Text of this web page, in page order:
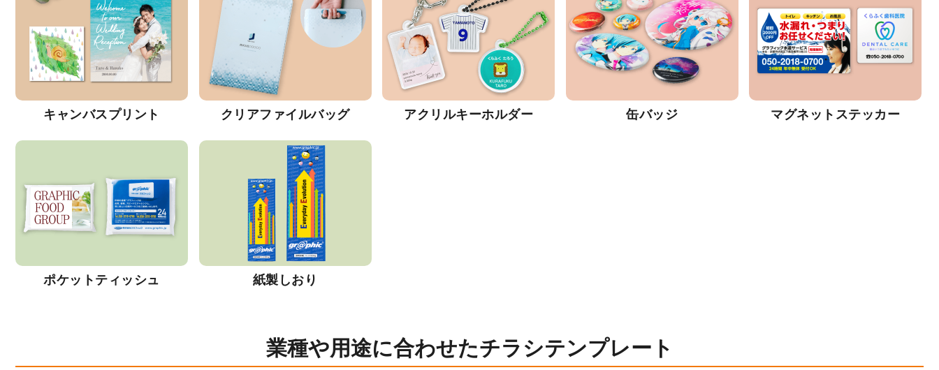
キャンバスプリント クリアファイルバッグ アクリルキーホルダー 缶バッジ マグネットステッカー
ポケットティッシュ 紙製しおり
業種や用途に合わせたチラシテンプレート